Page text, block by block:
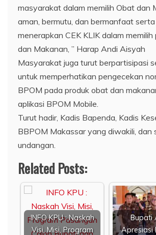
masyarakat dalam memilih Obat dan
aman, bermutu, dan bermanfaat serta
menerapkan CEK KLIK dalam
dan Makanan, ” Harap Andi Aisyah
Masyarakat juga turut berpartisipasi
untuk memperhatikan pengecekan
BPOM pada produk obat dan
aplikasi BPOM Mobile.
Turut hadir, Kadis Bapenda, Kadis
BBPOM Makassar yang diwakili, dan
undangan.
Related Posts:
INFO KPU : Naskah
Visi, Misi, Program
Bupati
Apresiasi